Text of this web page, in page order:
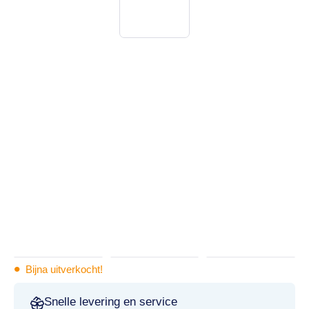
• Bijna uitverkocht!
Snelle levering en service